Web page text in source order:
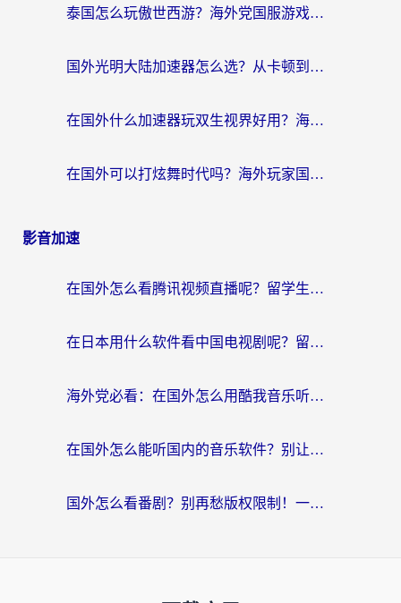
泰国怎么玩傲世西游？海外党国服游戏加速终极攻略（附光明大陆量子特攻实测）
国外光明大陆加速器怎么选？从卡顿到丝滑的终极指南（含德国玩走开外星人墨西哥玩俄罗斯方块技巧）
在国外什么加速器玩双生视界好用？海外党亲测不踩坑的终极指南
在国外可以打炫舞时代吗？海外玩家国服游戏加速全攻略（附实测推荐）
影音加速
在国外怎么看腾讯视频直播呢？留学生亲测有效的回国加速指南
在日本用什么软件看中国电视剧呢？留学生亲测有效的回国加速方案
海外党必看：在国外怎么用酷我音乐听音乐？告别“地区不支持”的实用指南
在国外怎么能听国内的音乐软件？别让版权限制断了你的“中文歌单”
国外怎么看番剧？别再愁版权限制！一个工具解决所有回国追剧难题